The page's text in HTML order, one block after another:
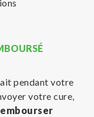
pendant votre
votre cure,